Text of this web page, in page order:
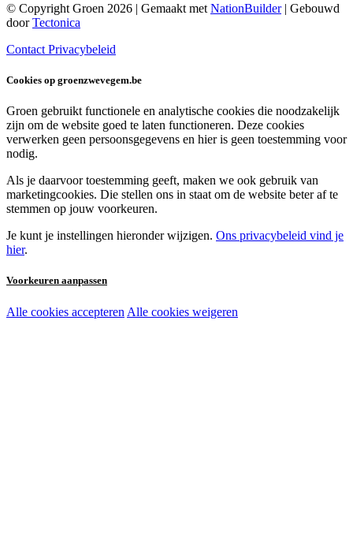
© Copyright Groen 2026 | Gemaakt met NationBuilder| Gebouwd
doorTectonica
Contact Privacybeleid
Cookies op groenzwevegem.be
Groen gebruikt functionele en analytische cookies die noodzakelijk
zijn om de website goed te laten functioneren. Deze cookies
verwerken geen persoonsgegevens en hier is geen toestemming voor
nodig.
Als je daarvoor toestemming geeft, maken we ook gebruik van
marketingcookies. Die stellen ons in staat om de website beter af te
stemmen op jouw voorkeuren.
Je kunt je instellingen hieronder wijzigen. Ons privacybeleid vind je
hier.
Voorkeuren aanpassen
Noodzakelijke cookies:
Alle cookies accepteren Alle cookies weigeren